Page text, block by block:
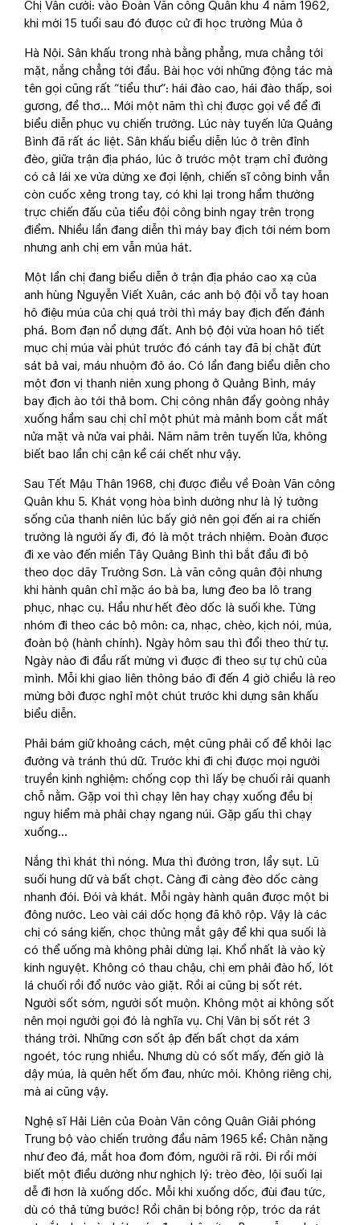
Chị Vân cười: vào Đoàn Văn công Quân khu 4 năm 1962,
khi mới 15 tuổi sau đó được cử đi học trường Múa ở
Hà Nội. Sân khấu trong nhà bằng phẳng, mưa chẳng tới
mặt, nắng chẳng tới đầu. Bài học với những động tác mà
tên gọi cũng rất “tiểu thư”: hái đào cao, hái đào thấp, soi
gương, đề thơ... Mới một năm thì chị được gọi về để đi
biểu diễn phục vụ chiến trường. Lúc này tuyến lửa Quảng
Bình đã rất ác liệt. Sân khấu biểu diễn lúc ở trên đỉnh
đèo, giữa trận địa pháo, lúc ở trước một trạm chỉ đường
có cả lái xe vừa dừng xe đợi lệnh, chiến sĩ công binh vẫn
còn cuốc xẻng trong tay, có khi lại trong hầm thường
trực chiến đấu của tiểu đội công binh ngay trên trọng
điểm. Nhiều lần đang diễn thì máy bay địch tới ném bom
nhưng anh chị em vẫn múa hát.
Một lần chị đang biểu diễn ở trận địa pháo cao xạ của
anh hùng Nguyễn Viết Xuân, các anh bộ đội vỗ tay hoan
hô điệu múa của chị quá trời thì máy bay địch đến đánh
phá. Bom đạn nổ dựng đất. Anh bộ đội vừa hoan hô tiết
mục chị múa vài phút trước đó cánh tay đã bị chặt đứt
sát bả vai, máu nhuộm đỏ áo. Có lần đang biểu diễn cho
một đơn vị thanh niên xung phong ở Quảng Bình, máy
bay địch ào tới thả bom. Chị công nhân đẩy goòng nhảy
xuống hầm sau chị chỉ một phút mà mảnh bom cắt mất
nửa mặt và nửa vai phải. Năm năm trên tuyến lửa, không
biết bao lần chị cận kề cái chết như vậy.
Sau Tết Mậu Thân 1968, chị được điều về Đoàn Văn công
Quân khu 5. Khát vọng hòa bình dường như là lý tưởng
sống của thanh niên lúc bấy giờ nên gọi đến ai ra chiến
trường là người ấy đi, đó là một trách nhiệm. Đoàn được
đi xe vào đến miền Tây Quảng Bình thì bắt đầu đi bộ
theo dọc dãy Trường Sơn. Là văn công quân đội nhưng
khi hành quân chỉ mặc áo bà ba, lưng đeo ba lô trang
phục, nhạc cụ. Hầu như hết đèo dốc là suối khe. Từng
nhóm đi theo các bộ môn: ca, nhạc, chèo, kịch nói, múa,
đoàn bộ (hành chính). Ngày hôm sau thì đổi theo thứ tự.
Ngày nào đi đầu rất mừng vì được đi theo sự tự chủ của
mình. Mỗi khi giao liên thông báo đi đến 4 giờ chiều là reo
mừng bởi được nghỉ một chút trước khi dựng sân khấu
biểu diễn.
Phải bám giữ khoảng cách, mệt cũng phải cố để khỏi lạc
đường và tránh thú dữ. Trước khi đi chị được mọi người
truyền kinh nghiệm: chống cọp thì lấy bẹ chuối rải quanh
chỗ nằm. Gặp voi thì chạy lên hay chạy xuống đều bị
nguy hiểm mà phải chạy ngang núi. Gặp gấu thì chạy
xuống...
Nắng thì khát thì nóng. Mưa thì đường trơn, lầy sụt. Lũ
suối hung dữ và bất chợt. Càng đi càng đèo dốc càng
nhanh đói. Đói và khát. Mỗi ngày hành quân được một bi
đông nước. Leo vài cái dốc họng đã khô rộp. Vậy là các
chị có sáng kiến, chọc thủng mắt gậy để khi qua suối là
có thể uống mà không phải dừng lại. Khổ nhất là vào kỳ
kinh nguyệt. Không có thau chậu, chị em phải đào hố, lót
lá chuối rồi đổ nước vào giặt. Rồi ai cũng bị sốt rét.
Người sốt sớm, người sốt muộn. Không một ai không sốt
nên mọi người gọi đó là nghĩa vụ. Chị Vân bị sốt rét 3
tháng trời. Những cơn sốt ập đến bất chợt da xám
ngoét, tóc rụng nhiều. Nhưng dù có sốt mấy, đến giờ là
dậy múa, là quên hết ốm đau, nhức mỏi. Không riêng chị,
mà ai cũng vậy.
Nghệ sĩ Hải Liên của Đoàn Văn công Quân Giải phóng
Trung bộ vào chiến trường đầu năm 1965 kể: Chân nặng
như đeo đá, mắt hoa đom đóm, người rã rời. Đi rồi mới
biết một điều dường như nghịch lý: trèo đèo, lội suối lại
dễ đi hơn là xuống dốc. Mỗi khi xuống dốc, đùi đau tức,
dù có thả từng bước! Rồi chân bị bỏng rộp, tróc da rát